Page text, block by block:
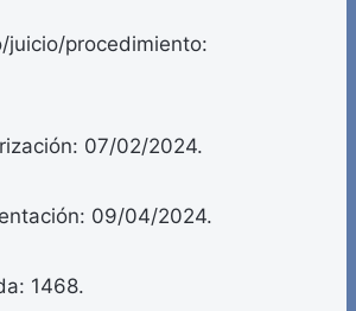
procedimiento:
07/02/2024.
09/04/2024.
1468.